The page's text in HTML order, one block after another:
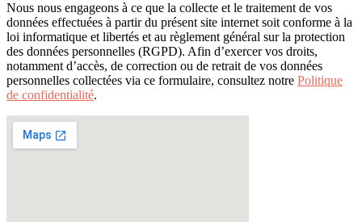
Nous nous engageons à ce que la collecte et le traitement de vos
données effectuées à partir du présent site internet soit conforme à la
loi informatique et libertés et au règlement général sur la protection
des données personnelles (RGPD). Afin d’exercer vos droits,
notamment d’accès, de correction ou de retrait de vos données
personnelles collectées via ce formulaire, consultez notre Politique
de confidentialité.